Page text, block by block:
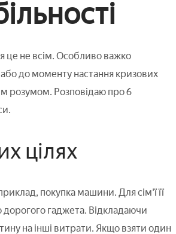
це не всім. Особливо важко
до моменту настання кризових
розумом. Розповідаю про 6
цілях
покупка машини. Для сім'ї її
дорогого гаджета. Відкладаючи
на інші витрати. Якщо взяти один